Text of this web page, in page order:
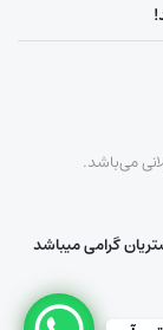
می‌باشد.
گرامی میباشد